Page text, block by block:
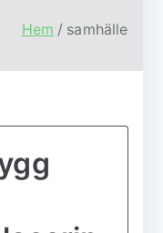
Hem samhälle